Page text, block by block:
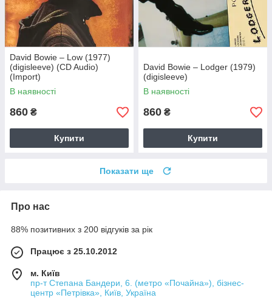
David Bowie – Low (1977)
(digisleeve) (CD Audio)
(Import)
В наявності
860 ₴
Купити
David Bowie – Lodger (1979)
(digisleeve)
В наявності
860 ₴
Купити
Показати ще
Про нас
88% позитивних з 200 відгуків за рік
Працює з 25.10.2012
м. Київ
пр-т Степана Бандери, 6. (метро «Почайна»), бізнес-
центр «Петрівка», Київ, Україна